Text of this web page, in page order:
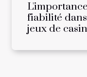
fiabilité
jeux de